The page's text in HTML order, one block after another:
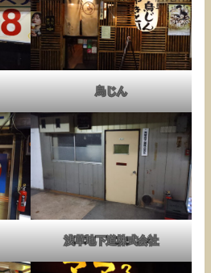
鳥じん
浅草地下道株式会社